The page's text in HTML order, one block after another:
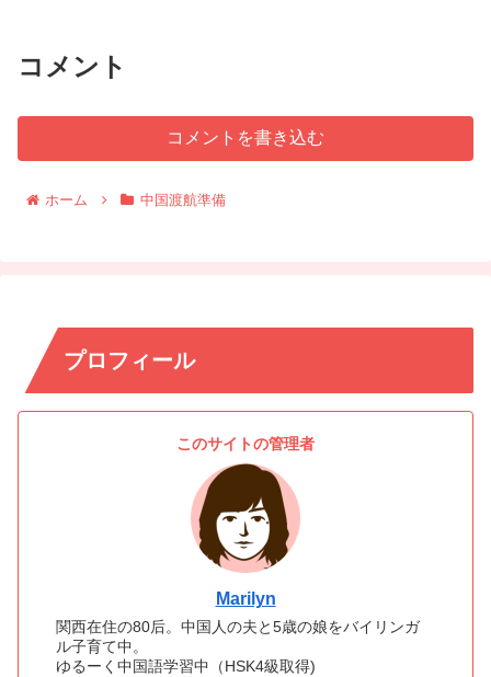
コメント
コメントを書き込む
ホーム 中国渡航準備
プロフィール
このサイトの管理者
Marilyn
関西在住の80后。中国人の夫と5歳の娘をバイリンガ
ル子育て中。
ゆるーく中国語学習中（HSK4級取得)